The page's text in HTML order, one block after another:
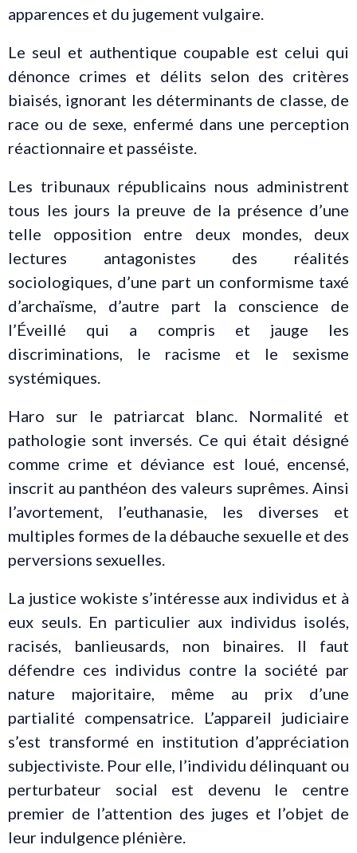
apparences et du jugement vulgaire.
Le seul et authentique coupable est celui qui
dénonce crimes et délits selon des critères
biaisés, ignorant les déterminants de classe, de
race ou de sexe, enfermé dans une perception
réactionnaire et passéiste.
Les tribunaux républicains nous administrent
tous les jours la preuve de la présence d’une
telle opposition entre deux mondes, deux
lectures antagonistes des réalités
sociologiques, d’une part un conformisme taxé
d’archaïsme, d’autre part la conscience de
l’Éveillé qui a compris et jauge les
discriminations, le racisme et le sexisme
systémiques.
Haro sur le patriarcat blanc. Normalité et
pathologie sont inversés. Ce qui était désigné
comme crime et déviance est loué, encensé,
inscrit au panthéon des valeurs suprêmes. Ainsi
l’avortement, l’euthanasie, les diverses et
multiples formes de la débauche sexuelle et des
perversions sexuelles.
La justice wokiste s’intéresse aux individus et à
eux seuls. En particulier aux individus isolés,
racisés, banlieusards, non binaires. Il faut
défendre ces individus contre la société par
nature majoritaire, même au prix d’une
partialité compensatrice. L’appareil judiciaire
s’est transformé en institution d’appréciation
subjectiviste. Pour elle, l’individu délinquant ou
perturbateur social est devenu le centre
premier de l’attention des juges et l’objet de
leur indulgence plénière.